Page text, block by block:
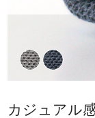
カジュアル